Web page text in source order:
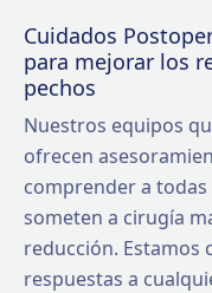
Cuidados
para mejorar los
pechos
Nuestros equipos
ofrecen
comprender a
someten a cirugía
reducción.
respuestas a